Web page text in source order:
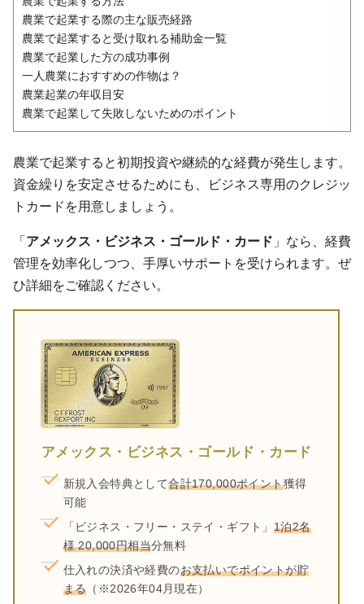
農業で起業する際の主な販売経路
農業で起業すると受け取れる補助金一覧
農業で起業した方の成功事例
一人農業におすすめの作物は？
農業起業の年収目安
農業で起業して失敗しないためのポイント
農業で起業すると初期投資や継続的な経費が発生します。
資金繰りを安定させるためにも、ビジネス専用のクレジッ
トカードを用意しましょう。
「アメックス・ビジネス・ゴールド・カード 」なら、経費
管理を効率化しつつ、手厚いサポートを受けられます。ぜ
ひ詳細をご確認ください。
アメックス・ビジネス・ゴールド・カード
新規入会特典として合計170,000ポイント獲得
可能
「ビジネス・フリー・ステイ・ギフト」 1泊2名
様 20,000円相当分無料
仕入れの決済や経費のお支払いでポイントが貯
まる （※2026年04月現在）